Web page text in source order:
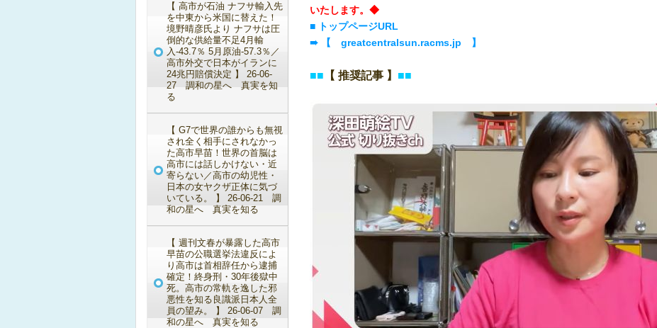
【 高市が石油 ナフサ輸入先
を中東から米国に替えた！
境野晴彦氏より ナフサは圧
倒的な供給量不足4月輸
入-43.7％ 5月原油-57.3％／
高市外交で日本がイランに
24兆円賠償決定 】 26-06-
27 調和の星へ 真実を知
る
【 G7で世界の誰からも無視
され全く相手にされなかっ
た高市早苗！世界の首脳は
高市には話しかけない・近
寄らない／高市の幼児性・
日本の女ヤクザ正体に気づ
いている。 】 26-06-21 調
和の星へ 真実を知る
【 週刊文春が暴露した高市
早苗の公職選挙法違反によ
り高市は首相辞任から逮捕
確定！終身刑・30年後獄中
死。高市の常軌を逸した邪
悪性を知る良識派日本人全
員の望み。 】 26-06-07 調
和の星へ 真実を知る
いたします。◆
■ トップページURL
➠ 【 greatcentralsun.racms.jp 】
■■ 【 推奨記事 】 ■■